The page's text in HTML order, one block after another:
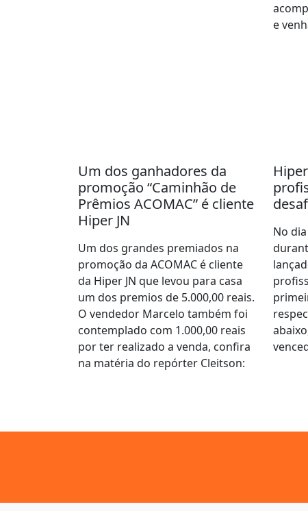
e
Um dos ganhadores da
promoção “Caminhão de
Prêmios ACOMAC” é cliente
Hiper JN
Um dos grandes premiados na
promoção da ACOMAC é cliente
da Hiper JN que levou para casa
um dos premios de 5.000,00 reais.
O vendedor Marcelo também foi
contemplado com 1.000,00 reais
por ter realizado a venda, confira
na matéria do repórter Cleitson:
No